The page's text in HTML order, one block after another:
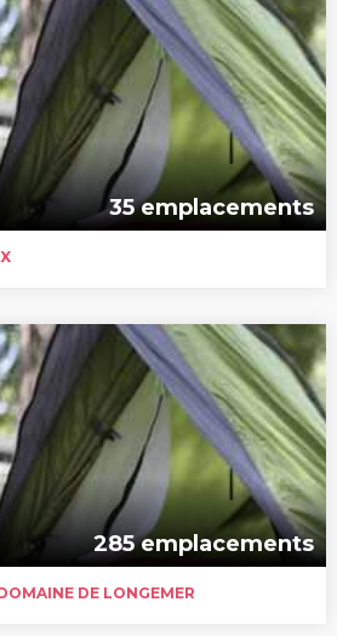
35 emplacements
285 emplacements
DE LONGEMER